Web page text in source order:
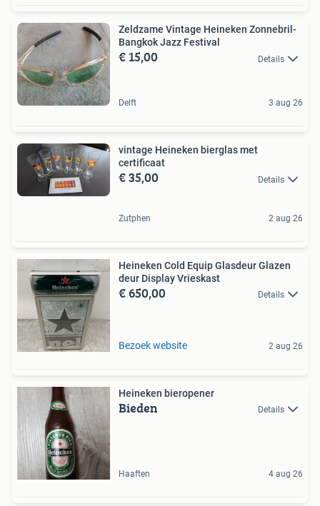
Zeldzame Vintage Heineken Zonnebril-
Bangkok Jazz Festival
€ 15,00 Details
Delft 3 aug 26
vintage Heineken bierglas met
certificaat
€ 35,00 Details
Zutphen 2 aug 26
Heineken Cold Equip Glasdeur Glazen
deur Display Vrieskast
€ 650,00 Details
Bezoek website 2 aug 26
Heineken bieropener
Bieden Details
Haaften 4 aug 26